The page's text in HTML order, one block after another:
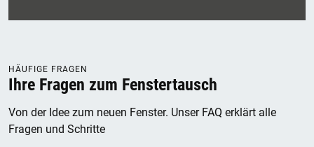
HÄUFIGE FRAGEN
Ihre Fragen zum Fenstertausch
Von der Idee zum neuen Fenster. Unser FAQ erklärt alle
Fragen und Schritte